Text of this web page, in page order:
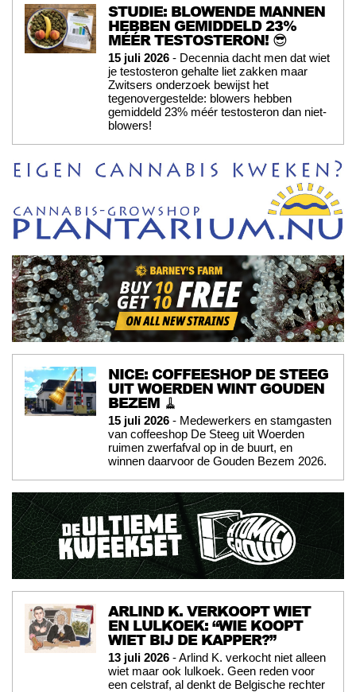
STUDIE: BLOWENDE MANNEN
HEBBEN GEMIDDELD 23%
MÉÉR TESTOSTERON! 😎
15 juli 2026 - Decennia dacht men dat wiet
je testosteron gehalte liet zakken maar
Zwitsers onderzoek bewijst het
tegenovergestelde: blowers hebben
gemiddeld 23% méér testosteron dan niet-
blowers!
NICE: COFFEESHOP DE STEEG
UIT WOERDEN WINT GOUDEN
BEZEM 🧹
15 juli 2026 - Medewerkers en stamgasten
van coffeeshop De Steeg uit Woerden
ruimen zwerfafval op in de buurt, en
winnen daarvoor de Gouden Bezem 2026.
ARLIND K. VERKOOPT WIET
EN LULKOEK: “WIE KOOPT
WIET BIJ DE KAPPER?”
13 juli 2026 - Arlind K. verkocht niet alleen
wiet maar ook lulkoek. Geen reden voor
een celstraf, al denkt de Belgische rechter